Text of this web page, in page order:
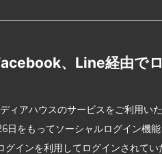
、Line経由で
ィアハウスのサービスをご利用い
日をもってソーシャルログイン機能
グインを利用してログインされて